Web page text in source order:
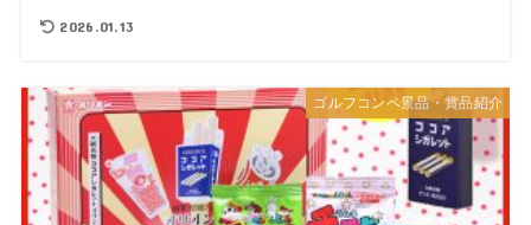
2026.01.13
ゴルフコンペ景品・賞品紹介